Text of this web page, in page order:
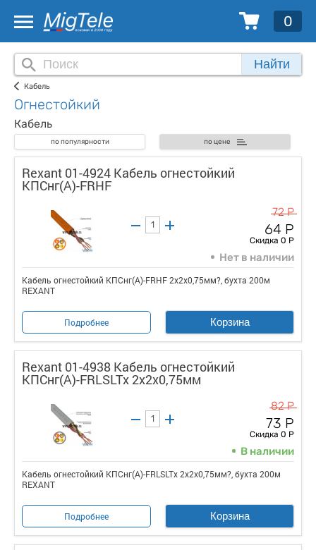
0
Найти
Кабель
Огнестойкий
Кабель
по популярности по цене
Rexant 01-4924 Кабель огнестойкий
КПСнг(А)-FRHF
72 Р
64 Р
Скидка 0 Р
Нет в наличии
Кабель огнестойкий КПСнг(А)-FRHF 2x2x0,75мм?, бухта 200м
REXANT
Подробнее Корзина
Rexant 01-4938 Кабель огнестойкий
КПСнг(А)-FRLSLTx 2x2x0,75мм
82 Р
73 Р
Скидка 0 Р
В наличии
Кабель огнестойкий КПСнг(А)-FRLSLTx 2x2x0,75мм?, бухта 200м
REXANT
Подробнее Корзина